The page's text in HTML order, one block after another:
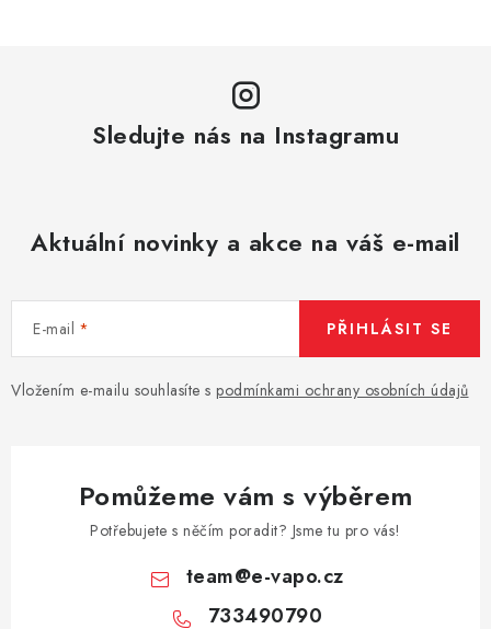
Sledujte nás na Instagramu
Aktuální novinky a akce na váš e-mail
E-mail
Vložením e-mailu souhlasíte s podmínkami ochrany osobních údajů
PŘIHLÁSIT SE
Pomůžeme vám s výběrem
Potřebujete s něčím poradit? Jsme tu pro vás!
team@e-vapo.cz
733490790